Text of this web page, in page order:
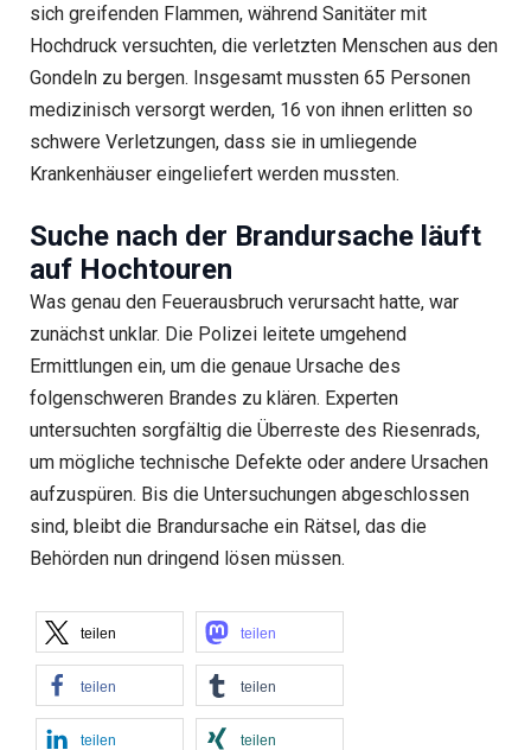
sich greifenden Flammen, während Sanitäter mit
Hochdruck versuchten, die verletzten Menschen aus den
Gondeln zu bergen. Insgesamt mussten 65 Personen
medizinisch versorgt werden, 16 von ihnen erlitten so
schwere Verletzungen, dass sie in umliegende
Krankenhäuser eingeliefert werden mussten.
Suche nach der Brandursache läuft
auf Hochtouren
Was genau den Feuerausbruch verursacht hatte, war
zunächst unklar. Die Polizei leitete umgehend
Ermittlungen ein, um die genaue Ursache des
folgenschweren Brandes zu klären. Experten
untersuchten sorgfältig die Überreste des Riesenrads,
um mögliche technische Defekte oder andere Ursachen
aufzuspüren. Bis die Untersuchungen abgeschlossen
sind, bleibt die Brandursache ein Rätsel, das die
Behörden nun dringend lösen müssen.
teilen teilen
teilen teilen
teilen teilen